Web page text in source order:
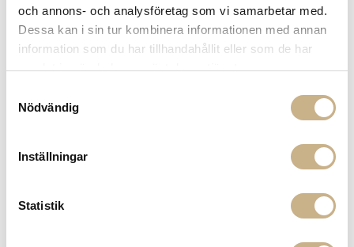
och annons- och analysföretag som vi samarbetar med.
Dessa kan i sin tur kombinera informationen med annan
information som du har tillhandahållit eller som de har
samlat in när du har använt deras tjänster.
Nödvändig
Inställningar
Statistik
FRÅGA OSS OM PRODUKTEN
PRODUKTVARIANTER